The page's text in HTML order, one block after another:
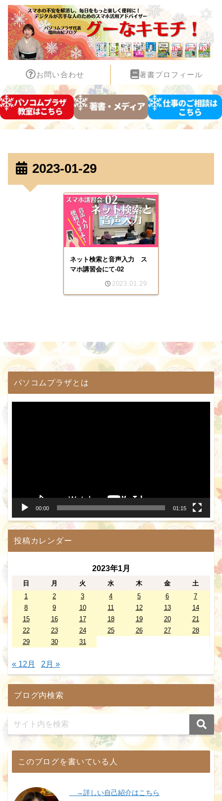
お問い合わせ 著書プロフィール
2023-01-29
ネット検索と音声入力 ス
マホ講習会にて-02
2023.01.29
パソコムプラザとは
00:00 01:15
投稿カレンダー
2023年1月
日 月 火 水 木 金
土
1
2 3 4 5 6
7
8
9 10 11 12 13
14
15
16 17 18 19 20
21
22
23 24 25 26 27
28
29
30 31
« 12月 2月 »
ブログ内検索
このブログを書いている人
→詳しい自己紹介はこちら